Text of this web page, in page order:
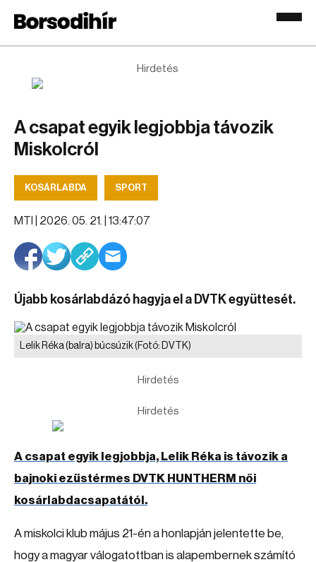
Hirdetés
A csapat egyik legjobbja távozik
Miskolcról
KOSÁRLABDA SPORT
MTI | 2026. 05. 21. | 13:47:07
Újabb kosárlabdázó hagyja el a DVTK együttesét.
Lelik Réka (balra) búcsúzik(Fotó: DVTK)
Hirdetés
Hirdetés
A csapat egyik legjobbja, Lelik Réka is távozik a
bajnoki ezüstérmes DVTK HUNTHERM női
kosárlabdacsapatától.
A miskolci klub május 21-én a honlapján jelentette be,
hogy a magyar válogatottban is alapembernek számító